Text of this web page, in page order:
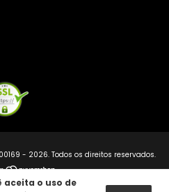
aceita o uso de
- 2026. Todos os direitos reservados.